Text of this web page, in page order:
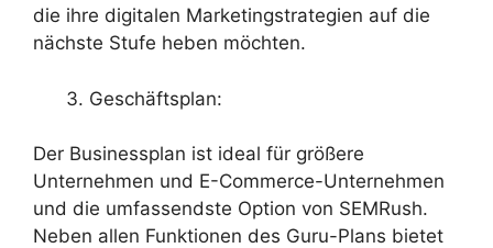
die ihre digitalen Marketingstrategien auf die
nächste Stufe heben möchten.
Geschäftsplan:
Der Businessplan ist ideal für größere
Unternehmen und E-Commerce-Unternehmen
und die umfassendste Option von SEMRush.
Neben allen Funktionen des Guru-Plans bietet